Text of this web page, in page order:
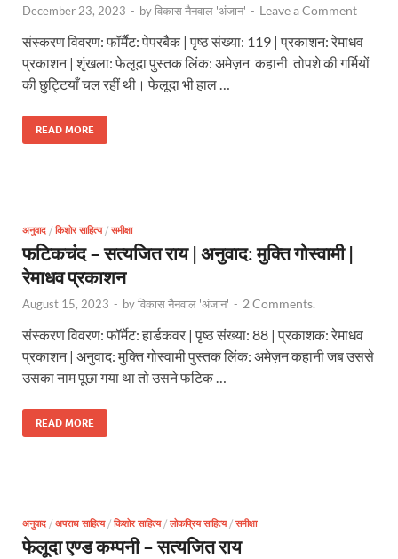
December 23, 2023 - byविकास नैनवाल 'अंजान' - Leave a Comment
संस्करण विवरण: फॉर्मैट: पेपरबैक | पृष्ठ संख्या: 119 | प्रकाशन: रेमाधव
प्रकाशन | शृंखला: फेलूदा पुस्तक लिंक: अमेज़न कहानी तोपशे की गर्मियों
की छुट्टियाँ चल रहीं थी। फेलूदा भी हाल …
READ MORE
अनुवाद / किशोर साहित्य/ समीक्षा
फटिकचंद – सत्यजित राय | अनुवाद: मुक्ति गोस्वामी |
रेमाधव प्रकाशन
August 15, 2023 - byविकास नैनवाल 'अंजान' - 2 Comments.
संस्करण विवरण: फॉर्मेट: हार्डकवर | पृष्ठ संख्या: 88 | प्रकाशक: रेमाधव
प्रकाशन | अनुवाद: मुक्ति गोस्वामी पुस्तक लिंक: अमेज़न कहानी जब उससे
उसका नाम पूछा गया था तो उसने फटिक …
READ MORE
अनुवाद / अपराध साहित्य/ किशोर साहित्य/ लोकप्रिय साहित्य/ समीक्षा
फेलूदा एण्ड कम्पनी – सत्यजित राय